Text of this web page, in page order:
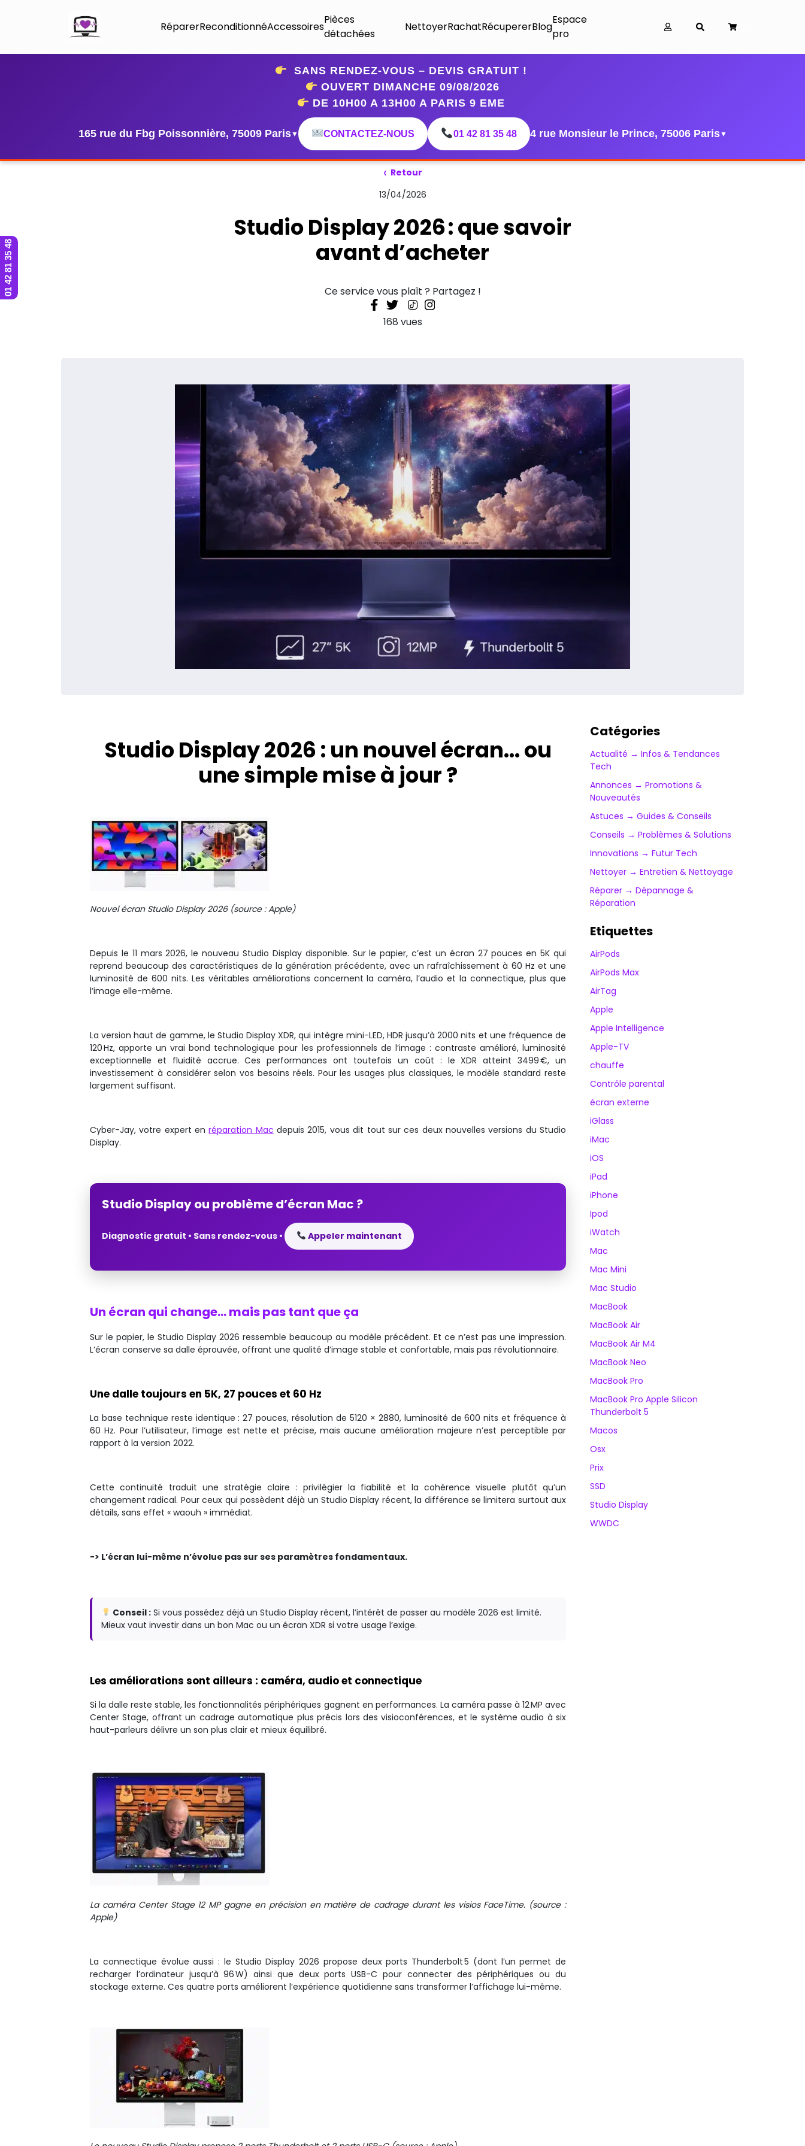
RéparerReconditionnéAccessoires
Pièces
détachées
NettoyerRachatRécupererBlog
Espace
pro
SANS RENDEZ-VOUS – DEVIS GRATUIT !
OUVERT DIMANCHE 09/08/2026
DE 10H00 A 13H00 A PARIS 9 EME
165 rue du Fbg Poissonnière, 75009 Paris▼ CONTACTEZ-NOUS 01 42 81 35 48 4 rue Monsieur le Prince, 75006 Paris▼
‹ Retour
13/04/2026
Studio Display 2026 : que savoir
avant d’acheter
Ce service vous plaît ? Partagez !
168 vues
Studio Display 2026 : un nouvel écran… ou
une simple mise à jour ?
Nouvel écran Studio Display 2026 (source : Apple)
Depuis le 11 mars 2026, le nouveau Studio Display disponible. Sur le papier, c’est un écran 27 pouces en 5K qui
reprend beaucoup des caractéristiques de la génération précédente, avec un rafraîchissement à 60 Hz et une
luminosité de 600 nits. Les véritables améliorations concernent la caméra, l’audio et la connectique, plus que
l’image elle-même.
La version haut de gamme, le Studio Display XDR, qui intègre mini-LED, HDR jusqu’à 2000 nits et une fréquence de
120 Hz, apporte un vrai bond technologique pour les professionnels de l’image : contraste amélioré, luminosité
exceptionnelle et fluidité accrue. Ces performances ont toutefois un coût : le XDR atteint 3499 €, un
investissement à considérer selon vos besoins réels. Pour les usages plus classiques, le modèle standard reste
largement suffisant.
Cyber-Jay, votre expert enréparation Mac depuis 2015, vous dit tout sur ces deux nouvelles versions du Studio
Display.
Studio Display ou problème d’écran Mac ?
Diagnostic gratuit • Sans rendez-vous • Appeler maintenant
Un écran qui change… mais pas tant que ça
Sur le papier, le Studio Display 2026 ressemble beaucoup au modèle précédent. Et ce n’est pas une impression.
L’écran conserve sa dalle éprouvée, offrant une qualité d’image stable et confortable, mais pas révolutionnaire.
Une dalle toujours en 5K, 27 pouces et 60 Hz
La base technique reste identique : 27 pouces, résolution de 5120 × 2880, luminosité de 600 nits et fréquence à
60 Hz. Pour l’utilisateur, l’image est nette et précise, mais aucune amélioration majeure n’est perceptible par
rapport à la version 2022.
Cette continuité traduit une stratégie claire : privilégier la fiabilité et la cohérence visuelle plutôt qu’un
changement radical. Pour ceux qui possèdent déjà un Studio Display récent, la différence se limitera surtout aux
détails, sans effet « waouh » immédiat.
-> L’écran lui-même n’évolue pas sur ses paramètres fondamentaux.
Conseil :Si vous possédez déjà un Studio Display récent, l’intérêt de passer au modèle 2026 est limité.
Mieux vaut investir dans un bon Mac ou un écran XDR si votre usage l’exige.
Les améliorations sont ailleurs : caméra, audio et connectique
Si la dalle reste stable, les fonctionnalités périphériques gagnent en performances. La caméra passe à 12 MP avec
Center Stage, offrant un cadrage automatique plus précis lors des visioconférences, et le système audio à six
haut-parleurs délivre un son plus clair et mieux équilibré.
La caméra Center Stage 12 MP gagne en précision en matière de cadrage durant les visios FaceTime. (source :
Apple)
La connectique évolue aussi : le Studio Display 2026 propose deux ports Thunderbolt 5 (dont l’un permet de
recharger l’ordinateur jusqu’à 96 W) ainsi que deux ports USB-C pour connecter des périphériques ou du
stockage externe. Ces quatre ports améliorent l’expérience quotidienne sans transformer l’affichage lui-même.
Catégories
Actualité → Infos & Tendances
Tech
Annonces → Promotions &
Nouveautés
Astuces → Guides & Conseils
Conseils → Problèmes & Solutions
Innovations → Futur Tech
Nettoyer → Entretien & Nettoyage
Réparer → Dépannage &
Réparation
Etiquettes
AirPods
AirPods Max
AirTag
Apple
Apple Intelligence
Apple-TV
chauffe
Contrôle parental
écran externe
iGlass
iMac
iOS
iPad
iPhone
Ipod
iWatch
Mac
Mac Mini
Mac Studio
MacBook
MacBook Air
MacBook Air M4
MacBook Neo
MacBook Pro
MacBook Pro Apple Silicon
Thunderbolt 5
Macos
Osx
Prix
SSD
Studio Display
WWDC
01 42 81 35 48